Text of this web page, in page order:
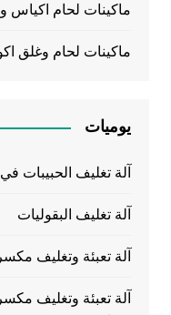
ماكينات لحام اكياس
ماكينات لحام وغلق
يوميات
آلة تغليف الحبيبات
آلة تغليف البقوليات
آلة تعبئة وتغليف
آلة تعبئة وتغليف